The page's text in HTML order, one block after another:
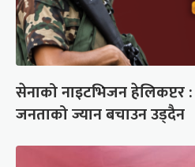
सेनाको नाइटभिजन
जनताको ज्यान बचाउन उड्दैन